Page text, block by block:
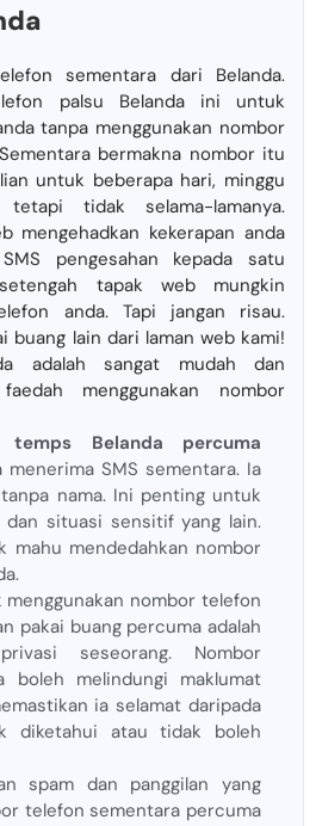
sementara dari Belanda.
palsu Belanda ini untuk
tanpa menggunakan nombor
bermakna nombor itu
untuk beberapa hari, minggu
tidak selama-lamanya.
mengehadkan kekerapan anda
pengesahan kepada satu
tapak web mungkin
anda. Tapi jangan risau.
buang lain dari laman web kami!
adalah sangat mudah dan
menggunakan nombor
temps Belanda percuma
menerima SMS sementara. Ia
nama. Ini penting untuk
dan situasi sensitif yang lain.
mahu mendedahkan nombor
nombor telefon
pakai buang percuma adalah
seseorang. Nombor
boleh melindungi maklumat
ia selamat daripada
diketahui atau tidak boleh
spam dan panggilan yang
telefon sementara percuma